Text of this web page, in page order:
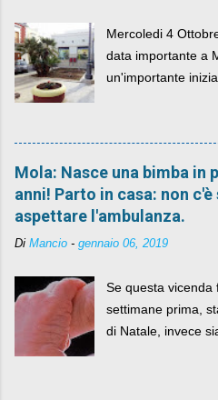
Mercoledi 4
data importante a
un'importante
Mola: Nasce una bimba in
anni! Parto in casa: non
aspettare l'ambulanza.
Di Mancio - gennaio 06, 2019
Se questa vicenda
settimane prima,
di Natale, invece
e la Befana, visto